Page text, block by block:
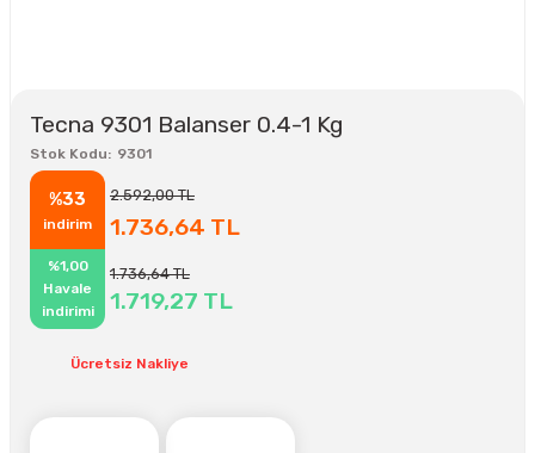
Tecna 9301 Balanser 0.4-1 Kg
Stok Kodu 9301
%33
indirim
2.592,00 TL
1.736,64 TL
%1,00
Havale
indirimi
1.736,64 TL
1.719,27 TL
Ücretsiz Nakliye